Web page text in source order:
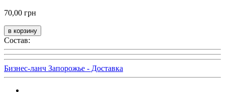
70,00 грн
Состав:
Бизнес-ланч Запорожье - Доставка